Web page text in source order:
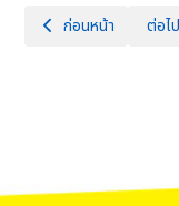
เนื้อหาก่อนหน้า: ประ
ก่อนหน้า เนื้อ
ต่อไป